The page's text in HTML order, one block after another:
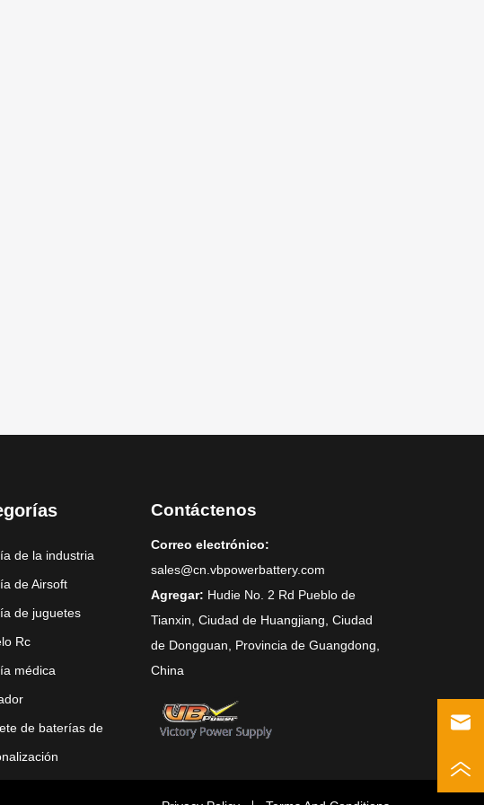
de la industria
de Airsoft
de juguetes
Rc
médica
de baterías de
Contáctenos
Correo electrónico:
sales@cn.vbpowerbattery.com
Agregar: Hudie No. 2 Rd Pueblo de
Tianxin, Ciudad de Huangjiang, Ciudad
de Dongguan, Provincia de Guangdong,
China